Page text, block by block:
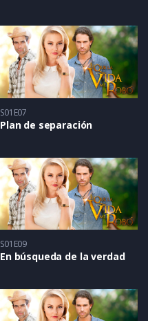
S01E07
Plan de separación
S01E09
En búsqueda de la verdad